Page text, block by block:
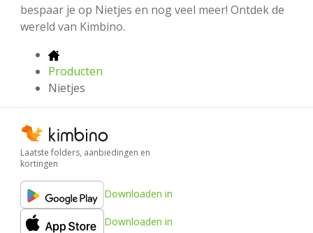
bespaar je op Nietjes en nog veel meer! Ontdek de
wereld van Kimbino.
Producten
Nietjes
Laatste folders, aanbiedingen en
kortingen
Downloaden in
Downloaden in